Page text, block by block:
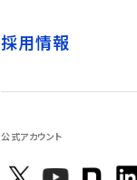
採用情報
公式アカウント